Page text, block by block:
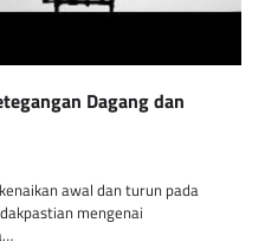
Dagang dan
awal dan turun pada
mengenai